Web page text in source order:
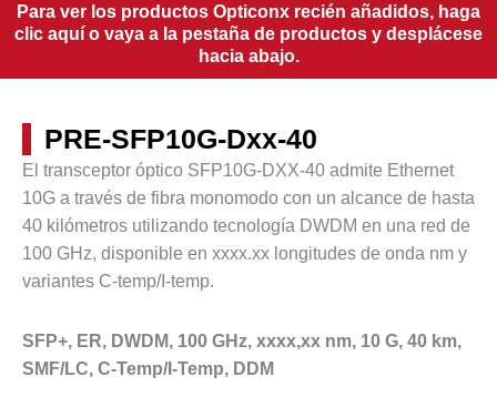
Para ver los productos Opticonx recién añadidos, haga
clic aquí o vaya a la pestaña de productos y desplácese
hacia abajo.
PRE-SFP10G-Dxx-40
El transceptor óptico SFP10G-DXX-40 admite Ethernet
10G a través de fibra monomodo con un alcance de hasta
40 kilómetros utilizando tecnología DWDM en una red de
100 GHz, disponible en xxxx.xx longitudes de onda nm y
variantes C-temp/I-temp.
SFP+, ER, DWDM, 100 GHz, xxxx,xx nm, 10 G, 40 km,
SMF/LC, C-Temp/I-Temp, DDM